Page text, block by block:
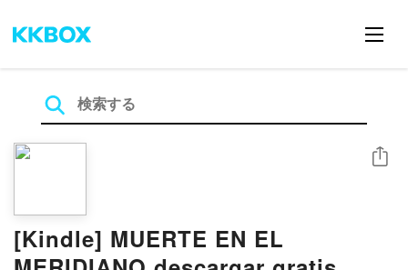
[Kindle] MUERTE EN EL
シェア